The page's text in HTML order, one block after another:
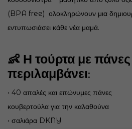
(BPA free) ολοκληρώνουν μια
εντυπωσιάσει κάθε νέα μαμά.
👶 Η τούρτα με πάνες
περιλαμβάνει:
• 40 απαλές και επώνυμες πάνες
κουβερτούλα για την καλαθούνα
• σαλιάρα DKNY